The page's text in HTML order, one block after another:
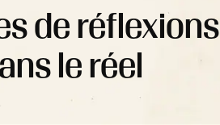
de réflexions
le réel